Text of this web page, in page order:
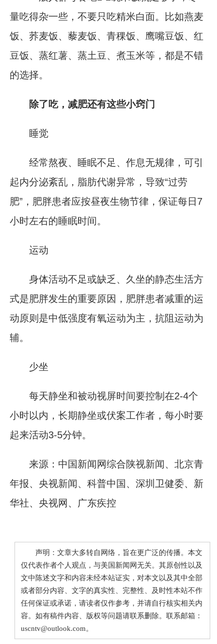
量吃得杂一些，不要只吃精米白面。比如燕麦
饭、荞麦饭、藜麦饭、青稞饭、鹰嘴豆饭、红
豆饭、蒸红薯、蒸土豆、煮玉米等，都是不错
的选择。
除了吃，减肥还有这些小窍门
睡觉
经常熬夜、睡眠不足、作息无规律，可引
起内分泌紊乱，脂肪代谢异常，导致“过劳
肥”，肥胖患者应按昼夜生物节律，保证每日7
小时左右的睡眠时间。
运动
身体活动不足或缺乏、久坐的静态生活方
式是肥胖发生的重要原因，肥胖患者减重的运
动原则是中低强度有氧运动为主，抗阻运动为
辅。
少坐
每天静坐和被动视屏时间要控制在2-4个
小时以内，长期静坐或伏案工作者，每小时要
起来活动3-5分钟。
来源：中国新闻网综合陕视新闻、北京青
年报、央视新闻、科普中国、深圳卫健委、新
华社、央视网、广东疾控
声明：文章大多转自网络，旨在更广泛的传播。本文
仅代表作者个人观点，与美国新闻网无关。其原创性以及
文中陈述文字和内容未经本站证实，对本文以及其中全部
或者部分内容、文字的真实性、完整性、及时性本站不作
任何保证或承诺，请读者仅作参考，并请自行核实相关内
容。如有稿件内容、版权等问题请联系删除。联系邮箱：
uscntv@outlook.com。